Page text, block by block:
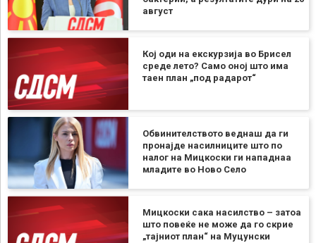
август
Кој оди на екскурзија во Брисел
среде лето? Само оној што има
таен план „под радарот“
Обвинителството веднаш да ги
пронајде насилниците што по
налог на Мицкоски ги нападнаа
младите во Ново Село
Мицкоски сака насилство – затоа
што повеќе не може да го скрие
„тајниот план“ на Муцунски